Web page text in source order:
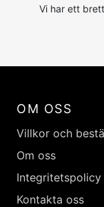
Vi har ett
OM OSS
Villkor och
Om oss
Integritetspolicy
Kontakta oss